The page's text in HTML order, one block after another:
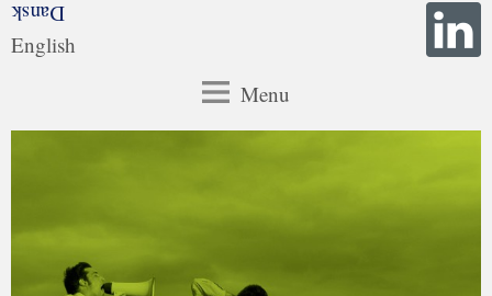
Dansk
English
Menu